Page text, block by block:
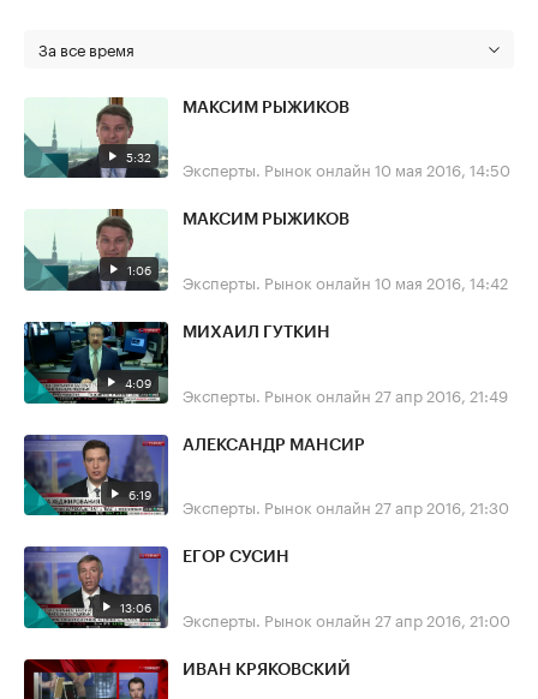
За все время
5:32
МАКСИМ РЫЖИКОВ
Эксперты. Рынок онлайн 10 мая 2016, 14:50
1:06
МАКСИМ РЫЖИКОВ
Эксперты. Рынок онлайн 10 мая 2016, 14:42
4:09
МИХАИЛ ГУТКИН
Эксперты. Рынок онлайн 27 апр 2016, 21:49
6:19
АЛЕКСАНДР МАНСИР
Эксперты. Рынок онлайн 27 апр 2016, 21:30
13:06
ЕГОР СУСИН
Эксперты. Рынок онлайн 27 апр 2016, 21:00
ИВАН КРЯКОВСКИЙ